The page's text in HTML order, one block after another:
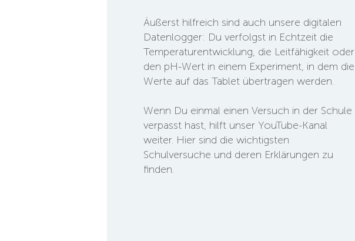
Äußerst hilfreich sind auch unsere digitalen
Datenlogger: Du verfolgst in Echtzeit die
Temperaturentwicklung, die Leitfähigkeit oder
den pH-Wert in einem Experiment, in dem die
Werte auf das Tablet übertragen werden.
Wenn Du einmal einen Versuch in der Schule
verpasst hast, hilft unser YouTube-Kanal
weiter. Hier sind die wichtigsten
Schulversuche und deren Erklärungen zu
finden.